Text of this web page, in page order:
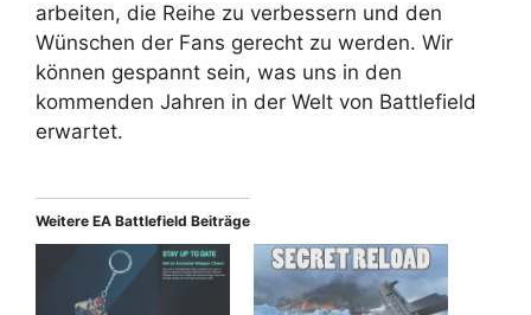
arbeiten, die Reihe zu verbessern und den
Wünschen der Fans gerecht zu werden. Wir
können gespannt sein, was uns in den
kommenden Jahren in der Welt von Battlefield
erwartet.
Weitere EA Battlefield Beiträge